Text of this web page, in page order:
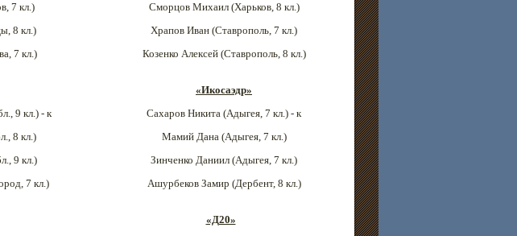
7 кл.)
8 кл.)
7 кл.)
Сморцов Михаил (Харьков, 8 кл.)
Храпов Иван (Ставрополь, 7 кл.)
Козенко Алексей (Ставрополь, 8 кл.)
, 9 кл.) - к
, 8 кл.)
9 кл.)
7 кл.)
«Икосаэдр»
Сахаров Никита (Адыгея, 7 кл.) - к
Мамий Дана (Адыгея, 7 кл.)
Зинченко Даниил (Адыгея, 7 кл.)
Ашурбеков Замир (Дербент, 8 кл.)
«Д20»